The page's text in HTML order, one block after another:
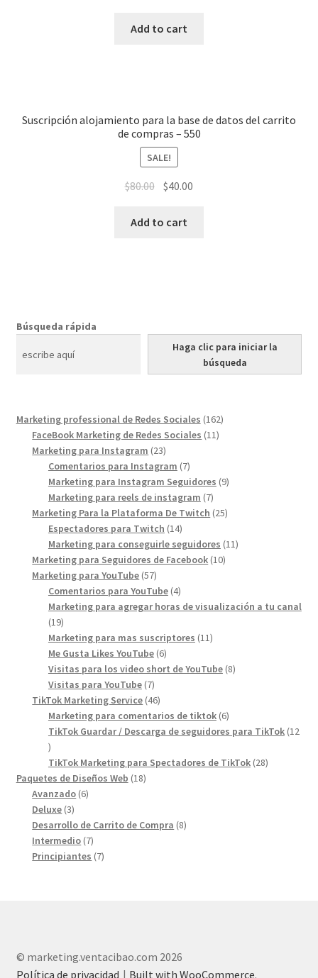
Add to cart
Suscripción alojamiento para la base de datos del carrito
de compras – 550
SALE!
$80.00 $40.00
Add to cart
Búsqueda rápida
Haga clic para iniciar la
búsqueda
Marketing professional de Redes Sociales 162162
FaceBook Marketing de Redes Sociales 1111
Marketing para Instagram 2323
products
Comentarios para Instagram 77
products
Marketing para Instagram Seguidores 99
Marketing para reels de instagram 77
products
Marketing Para la Plataforma De Twitch 2525
Espectadores para Twitch 1414
products
Marketing para conseguirle seguidores 1111
Marketing para Seguidores de Facebook 1010
Marketing para YouTube 5757
products
Comentarios para YouTube 44
products
Marketing para agregar horas de visualización a tu canal
1919
products
Marketing para mas suscriptores 1111
Me Gusta Likes YouTube 66
products
Visitas para los video short de YouTube 88
Visitas para YouTube 77
products
TikTok Marketing Service 4646
products
Marketing para comentarios de tiktok 66
products
TikTok Guardar / Descarga de seguidores para TikTok 12
12
products
TikTok Marketing para Spectadores de TikTok 2828
Paquetes de Diseños Web 1818
Avanzado 66
Deluxe 33
products
Desarrollo de Carrito de Compra 88
Intermedio 77
products
Principiantes 77
© marketing.ventacibao.com 2026
Política de privacidad
Built with WooCommerce.